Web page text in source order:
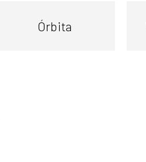
Órbita